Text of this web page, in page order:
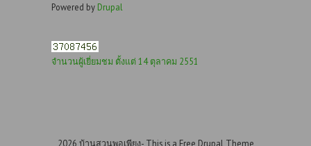
Powered by Drupal
จำนวนผู้เยี่ยมชม ตั้งแต่ 14 ตุลาคม 2551
2026 บ้านสวนพอเพียง- This is a Free Drupal Theme